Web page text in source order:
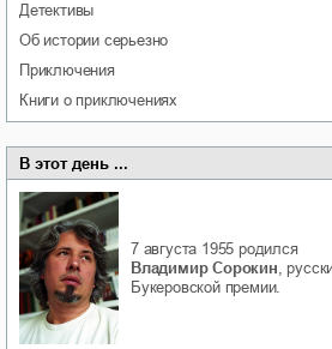
детективы
об истории серьезно
приключения
книги о приключениях
В этот день ...
7 августа 1955 родился
Владимир Сорокин ,
Букеровской премии.